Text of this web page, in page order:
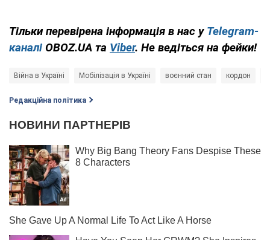
Тільки перевірена інформація в нас у Telegram-
каналі OBOZ.UA та Viber. Не ведіться на фейки!
Війна в Україні Мобілізація в Україні воєнний стан кордон
Редакційна політика